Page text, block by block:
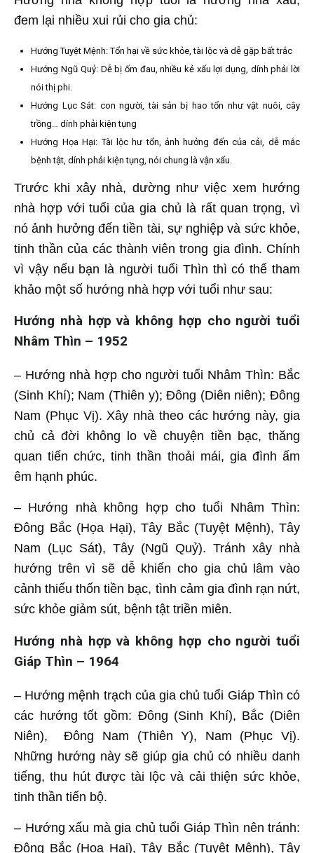
đem lại nhiều xui rủi cho gia chủ:
Hướng Tuyệt Mệnh: Tổn hại về sức khỏe, tài lộc và dễ gặp bất trắc
Hướng Ngũ Quỷ: Dễ bị ốm đau, nhiều kẻ xấu lợi dụng, dính phải lời
nói thị phi.
Hướng Lục Sát: con người, tài sản bị hao tổn như vật nuôi, cây
trồng… dính phải kiện tụng
Hướng Họa Hại: Tài lộc hư tổn, ảnh hưởng đến của cải, dễ mắc
bệnh tật, dính phải kiện tụng, nói chung là vận xấu.
Trước khi xây nhà, dường như việc xem hướng
nhà hợp với tuổi của gia chủ là rất quan trọng, vì
nó ảnh hưởng đến tiền tài, sự nghiệp và sức khỏe,
tinh thần của các thành viên trong gia đình. Chính
vì vậy nếu bạn là người tuổi Thìn thì có thể tham
khảo một số hướng nhà hợp với tuổi như sau:
Hướng nhà hợp và không hợp cho người tuổi
Nhâm Thìn – 1952
– Hướng nhà hợp cho người tuổi Nhâm Thìn: Bắc
(Sinh Khí); Nam (Thiên y); Đông (Diên niên); Đông
Nam (Phục Vị). Xây nhà theo các hướng này, gia
chủ cả đời không lo về chuyện tiền bạc, thăng
quan tiến chức, tinh thần thoải mái, gia đình ấm
êm hạnh phúc.
– Hướng nhà không hợp cho tuổi Nhâm Thìn:
Đông Bắc (Họa Hại), Tây Bắc (Tuyệt Mệnh), Tây
Nam (Lục Sát), Tây (Ngũ Quỷ). Tránh xây nhà
hướng trên vì sẽ dễ khiến cho gia chủ lâm vào
cảnh thiếu thốn tiền bạc, tình cảm gia đình rạn nứt,
sức khỏe giảm sút, bệnh tật triền miên.
Hướng nhà hợp và không hợp cho người tuổi
Giáp Thìn – 1964
– Hướng mệnh trạch của gia chủ tuổi Giáp Thìn có
các hướng tốt gồm: Đông (Sinh Khí), Bắc (Diên
Niên), Đông Nam (Thiên Y), Nam (Phục Vị).
Những hướng này sẽ giúp gia chủ có nhiều danh
tiếng, thu hút được tài lộc và cải thiện sức khỏe,
tinh thần tiến bộ.
– Hướng xấu mà gia chủ tuổi Giáp Thìn nên tránh:
Đông Bắc (Họa Hại), Tây Bắc (Tuyệt Mệnh), Tây